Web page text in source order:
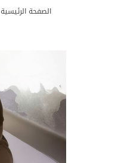
الصفحة الرئيسية